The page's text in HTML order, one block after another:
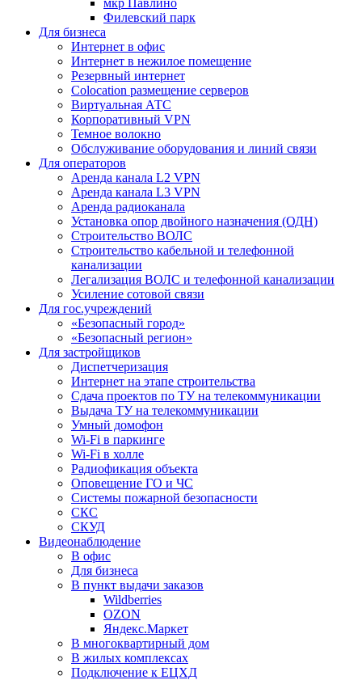
Филевский парк
Для бизнеса
Интернет в офис
Интернет в нежилое помещение
Резервный интернет
Colocation размещение серверов
Виртуальная АТС
Корпоративный VPN
Темное волокно
Обслуживание оборудования и линий связи
Для операторов
Аренда канала L2 VPN
Аренда канала L3 VPN
Аренда радиоканала
Установка опор двойного назначения (ОДН)
Строительство ВОЛС
Строительство кабельной и телефонной
канализации
Легализация ВОЛС и телефонной канализации
Усиление сотовой связи
Для гос.учреждений
«Безопасный город»
«Безопасный регион»
Для застройщиков
Диспетчеризация
Интернет на этапе строительства
Сдача проектов по ТУ на телекоммуникации
Выдача ТУ на телекоммуникации
Умный домофон
Wi-Fi в паркинге
Wi-Fi в холле
Радиофикация объекта
Оповещение ГО и ЧС
Системы пожарной безопасности
СКС
СКУД
Видеонаблюдение
В офис
Для бизнеса
В пункт выдачи заказов
Wildberries
OZON
Яндекс.Маркет
В многоквартирный дом
В жилых комплексах
Подключение к ЕЦХД